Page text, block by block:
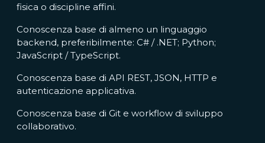
fisica o discipline affini.
Conoscenza base di almeno un linguaggio
backend, preferibilmente: C# / .NET; Python;
JavaScript / TypeScript.
Conoscenza base di API REST, JSON, HTTP e
autenticazione applicativa.
Conoscenza base di Git e workflow di sviluppo
collaborativo.